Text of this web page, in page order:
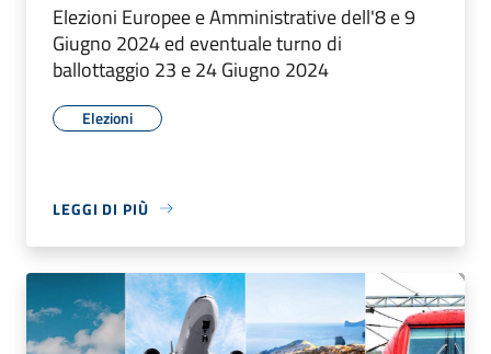
Elezioni Europee e Amministrative dell'8 e 9
Giugno 2024 ed eventuale turno di
ballottaggio 23 e 24 Giugno 2024
Elezioni
LEGGI DI PIÙ